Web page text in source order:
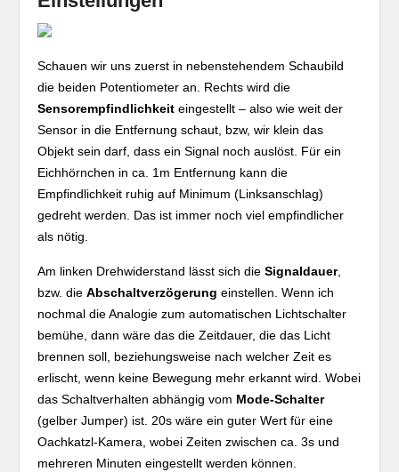
Schauen wir uns zuerst in nebenstehendem Schaubild
die beiden Potentiometer an. Rechts wird die
Sensorempfindlichkeit eingestellt – also wie weit der
Sensor in die Entfernung schaut, bzw, wir klein das
Objekt sein darf, dass ein Signal noch auslöst. Für ein
Eichhörnchen in ca. 1m Entfernung kann die
Empfindlichkeit ruhig auf Minimum (Linksanschlag)
gedreht werden. Das ist immer noch viel empfindlicher
als nötig.
Am linken Drehwiderstand lässt sich dieSignaldauer,
bzw. dieAbschaltverzögerung einstellen. Wenn ich
nochmal die Analogie zum automatischen Lichtschalter
bemühe, dann wäre das die Zeitdauer, die das Licht
brennen soll, beziehungsweise nach welcher Zeit es
erlischt, wenn keine Bewegung mehr erkannt wird. Wobei
das Schaltverhalten abhängig vom Mode-Schalter
(gelber Jumper) ist. 20s wäre ein guter Wert für eine
Oachkatzl-Kamera, wobei Zeiten zwischen ca. 3s und
mehreren Minuten eingestellt werden können.